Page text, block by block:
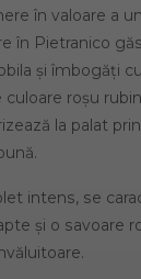
în valoare a
în Pietranico
și îmbogăți
culoare roșu
la palat
intens, se
și o savoare